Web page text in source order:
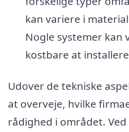
kan variere i
Nogle systemer kan
kostbare at
Udover de tekniske
at overveje, hvilke
rådighed i området.